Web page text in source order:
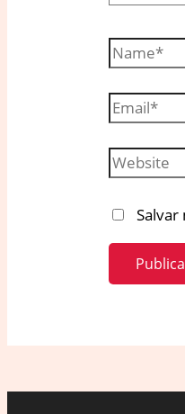
Name*
Email*
Website